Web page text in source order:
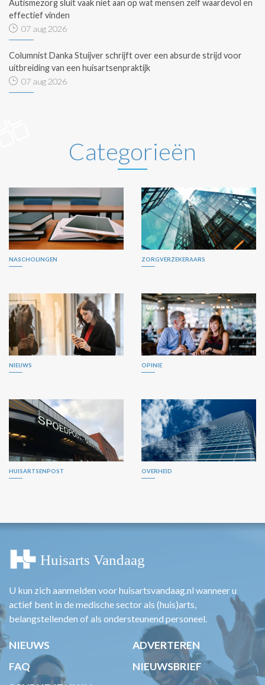
Autismezorg sluit vaak niet aan op wat mensen zelf waardevol en
effectief vinden
07 aug 2026
Columnist Danka Stuijver schrijft over een absurde strijd voor
uitbreiding van een huisartsenpraktijk
07 aug 2026
Categorieën
NASCHOLINGEN ZORGVERZEKERAARS
NIEUWS OPINIE
HUISARTSENPOST OVERHEID
U kun zich aanmelden voor huisartsvandaag.nl wanneer u
actief bent in de medische sector als (huis)arts,
belangstellenden of als ondersteunend personeel.
NIEUWS
ADVERTEREN
FAQ
NIEUWSBRIEF